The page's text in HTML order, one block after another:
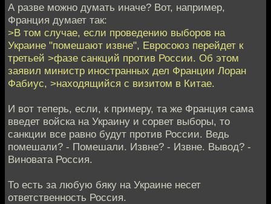
А разве можно думать иначе? Вот, например,
Франция думает так:
>В том случае, если проведению выборов на
Украине "помешают извне", Евросоюз перейдет к
третьей >фазе санкций против России. Об этом
заявил министр иностранных дел Франции Лоран
Фабиус, >находящийся с визитом в Китае.
И вот теперь, если, к примеру, та же Франция сама
введет войска на Украину и сорвет выборы, то
санкции все равно будут против России. Ведь
помешали? - Помешали. Извне? - Извне. Вывод? -
Виновата Россия.
То есть за любую бяку на Украине несет
ответственность Россия.